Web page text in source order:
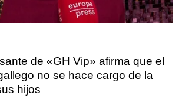
de «GH Vip» afirma que el
no se hace cargo de la
hijos